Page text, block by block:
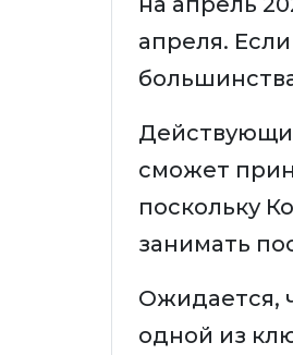
апреля.
сможет
поскольку
занимать
Ожидается,
одной из